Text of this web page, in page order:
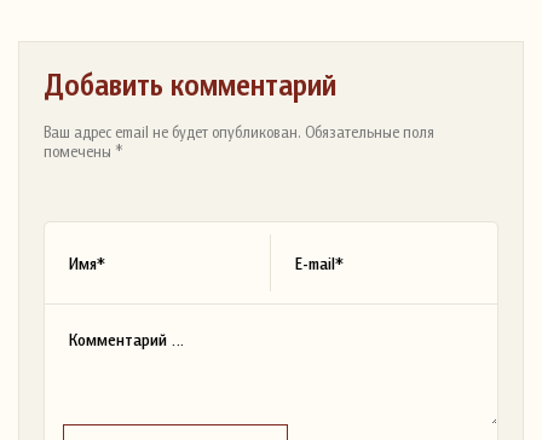
Добавить комментарий
Ваш адрес email не будет опубликован. Обязательные поля
помечены *